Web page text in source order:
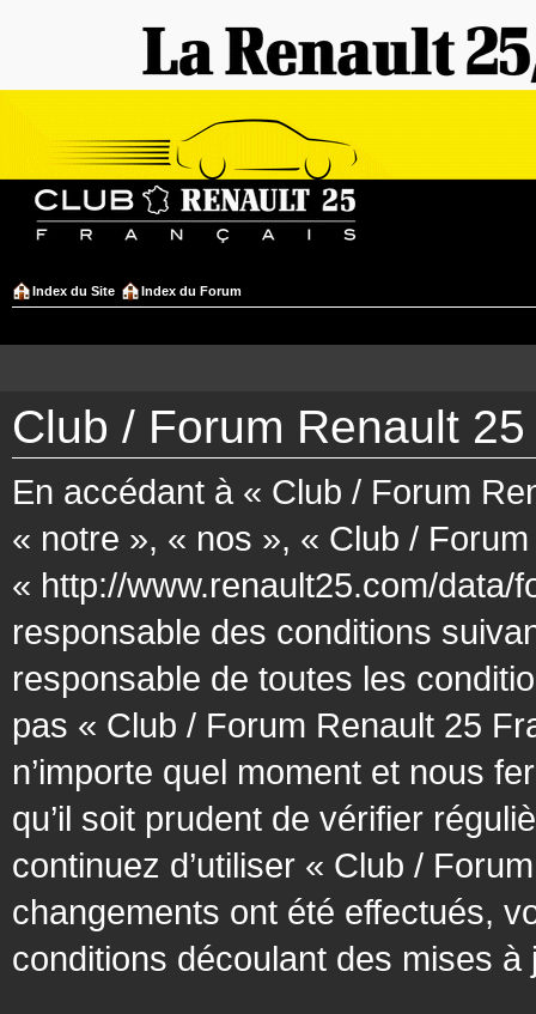
Index du Site Index du Forum
Club / Forum Renault
En accédant à « Club / Forum
« notre », « nos », « Club /
« http://www.renault25.com/data/
responsable des conditions
responsable de toutes les
pas « Club / Forum Renault 25
n’importe quel moment et nous
qu’il soit prudent de vérifier
continuez d’utiliser « Club /
changements ont été effectués,
conditions découlant des mises